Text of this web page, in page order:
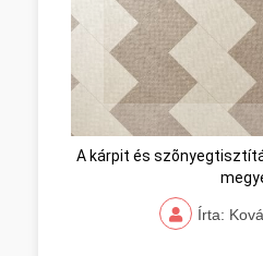
A kárpit és
Írta: